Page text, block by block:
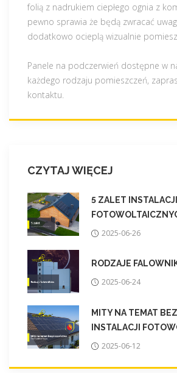
folią z nadrukiem ciepłego ognia z
pewno sprawia że będą zwracać
dodatkowo ocieplą wizualnie
Panele na podczerwień dostępne w
każdego rodzaju pomieszczeń,
kontaktu.
CZYTAJ WIĘCEJ
5 ZALET INSTALACJI
2025-06-26
RODZAJE
2025-06-24
MITY NA TEMAT
INSTALACJI
2025-06-12